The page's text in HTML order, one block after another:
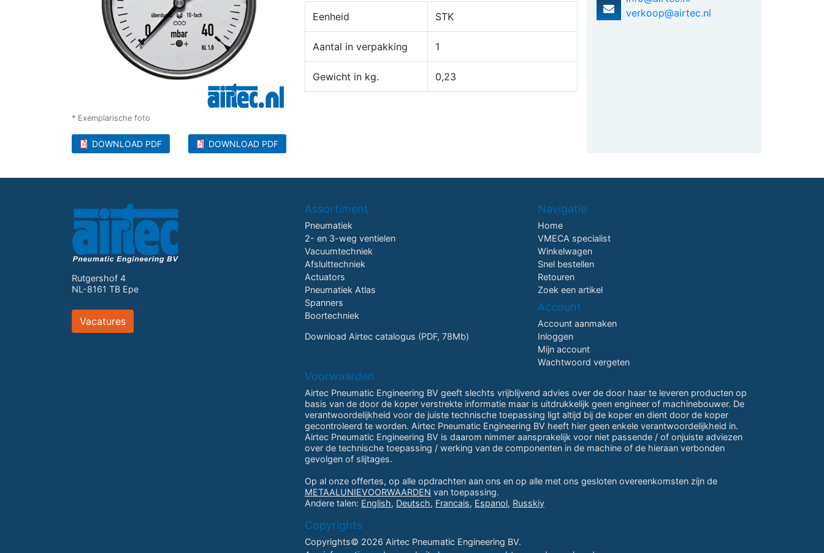
* Exemplarische foto
DOWNLOAD PDF DOWNLOAD PDF
Eenheid STK
Aantal in verpakking 1
Gewicht in kg. 0,23
verkoop@airtec.nl
Rutgershof 4
NL-8161 TB Epe
Vacatures
Assortiment
Pneumatiek
2- en 3-weg ventielen
Vacuumtechniek
Afsluittechniek
Actuators
Pneumatiek Atlas
Spanners
Boortechniek
Download Airtec catalogus (PDF, 78Mb)
Navigatie
Home
VMECA specialist
Winkelwagen
Snel bestellen
Retouren
Zoek een artikel
Account
Account aanmaken
Inloggen
Mijn account
Wachtwoord vergeten
Voorwaarden
Airtec Pneumatic Engineering BV geeft slechts vrijblijvend advies over de door haar te leveren producten op
basis van de door de koper verstrekte informatie maar is uitdrukkelijk geen engineer of machinebouwer. De
verantwoordelijkheid voor de juiste technische toepassing ligt altijd bij de koper en dient door de koper
gecontroleerd te worden. Airtec Pneumatic Engineering BV heeft hier geen enkele verantwoordelijkheid in.
Airtec Pneumatic Engineering BV is daarom nimmer aansprakelijk voor niet passende / of onjuiste adviezen
over de technische toepassing / werking van de componenten in de machine of de hieraan verbonden
gevolgen of slijtages.
Op al onze offertes, op alle opdrachten aan ons en op alle met ons gesloten overeenkomsten zijn de
METAALUNIEVOORWAARDEN van toepassing.
Andere talen: English, Deutsch, Francais, Espanol, Russkiy
Copyrights
Copyrights© 2026 Airtec Pneumatic Engineering BV.